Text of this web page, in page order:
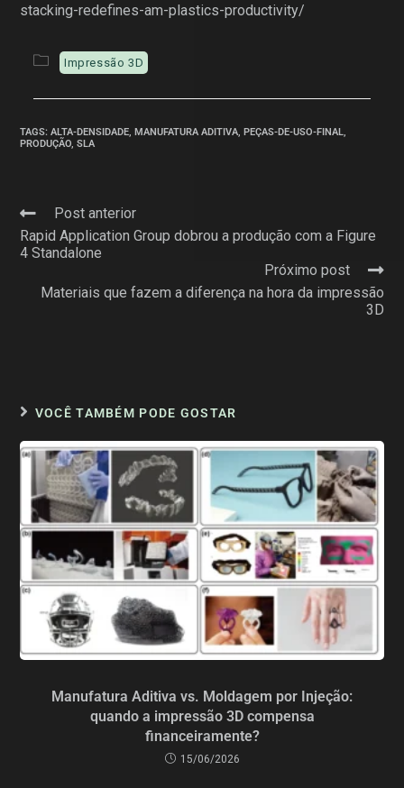
stacking-redefines-am-plastics-productivity/
Impressão 3D
TAGS:ALTA-DENSIDADE, MANUFATURA ADITIVA, PEÇAS-DE-USO-FINAL,
PRODUÇÃO, SLA
Post anterior
Rapid Application Group dobrou a produção com a Figure
4 Standalone
Próximo post
Materiais que fazem a diferença na hora da impressão
3D
VOCÊ TAMBÉM PODE GOSTAR
Manufatura Aditiva vs. Moldagem por Injeção:
quando a impressão 3D compensa
financeiramente?
15/06/2026